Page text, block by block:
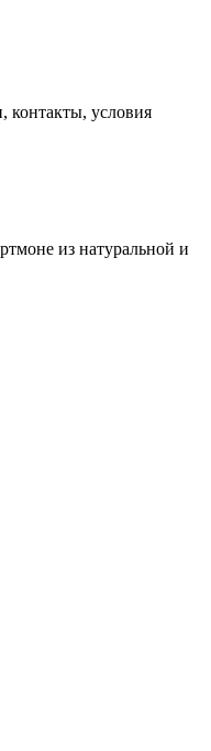
контакты, условия
из натуральной и